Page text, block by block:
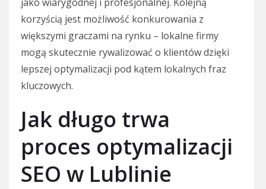
korzyścią jest możliwość konkurowania z
większymi graczami na rynku – lokalne firmy
mogą skutecznie rywalizować o klientów dzięki
lepszej optymalizacji pod kątem lokalnych fraz
kluczowych.
Jak długo trwa
proces optymalizacji
SEO w Lublinie